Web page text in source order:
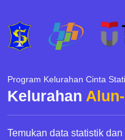
Program Kelurahan Cinta
Kelurahan
Temukan data statistik